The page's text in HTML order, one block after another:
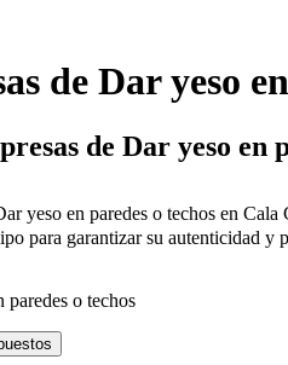
de Dar yeso
de Dar yeso en
yeso en paredes o techos en
para garantizar su autenticidad y
paredes o techos